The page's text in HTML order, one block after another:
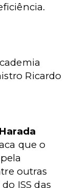
Ricardo
Harada
que o
outras
ISS das